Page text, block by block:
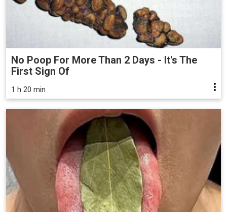
No Poop For More Than 2 Days - It's The
First Sign Of
1 h 20 min